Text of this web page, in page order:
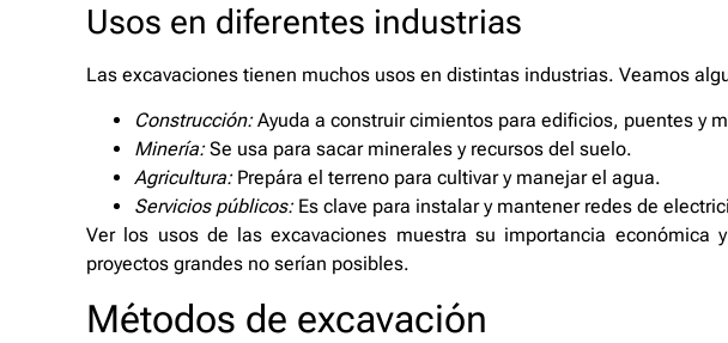
Usos en diferentes industrias
Las excavaciones tienen muchos usos en distintas industrias. Veamos
Construcción:Ayuda a construir cimientos para edificios, puentes y
Minería:Se usa para sacar minerales y recursos del suelo.
Agricultura:Prepára el terreno para cultivar y manejar el agua.
Servicios públicos:Es clave para instalar y mantener redes de
Ver los usos de las excavaciones muestra su importancia económica
proyectos grandes no serían posibles.
Métodos de excavación